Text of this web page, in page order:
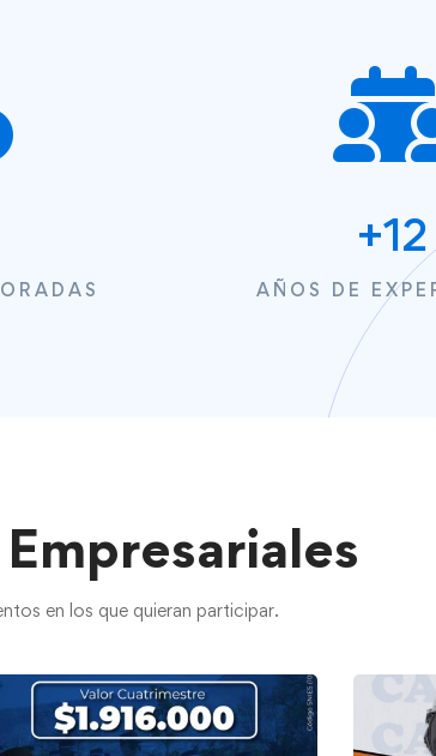
+12
AÑOS DE
Empresariales
en los que quieran participar.